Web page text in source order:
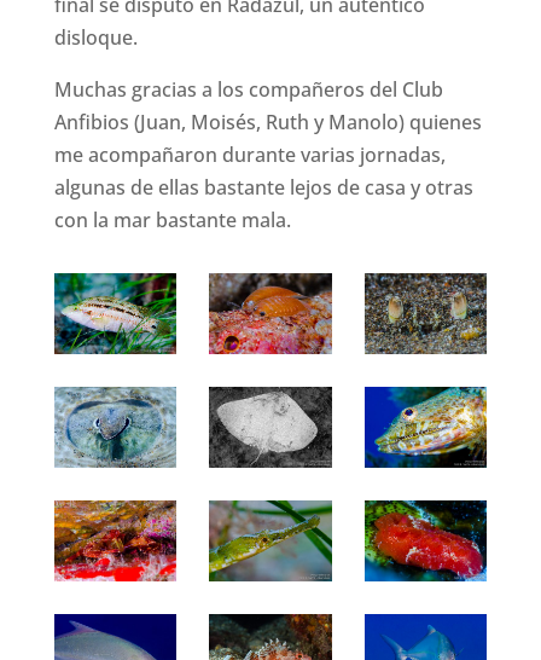
disloque.
Muchas gracias a los compañeros del Club
Anfibios (Juan, Moisés, Ruth y Manolo) quienes
me acompañaron durante varias jornadas,
algunas de ellas bastante lejos de casa y otras
con la mar bastante mala.